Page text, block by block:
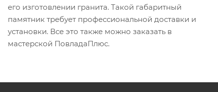
его изготовлении гранита. Такой габаритный
памятник требует профессиональной доставки и
установки. Все это также можно заказать в
мастерской ПовладаПлюс.